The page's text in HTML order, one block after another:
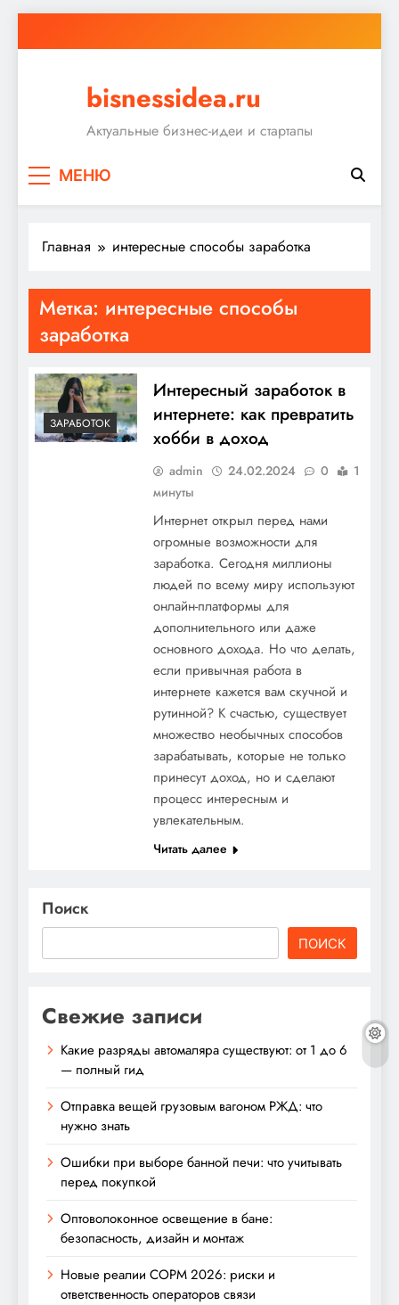
к
bisnessidea.ru
Актуальные бизнес-идеи и стартапы
МЕНЮ
Главная интересные способы заработка
Метка: интересные способы
заработка
ЗАРАБОТОК
Интересный заработок в
интернете: как превратить
хобби в доход
admin 24.02.2024 0
1
минуты
Интернет открыл перед нами
огромные возможности для
заработка. Сегодня миллионы
людей по всему миру используют
онлайн-платформы для
дополнительного или даже
основного дохода. Но что делать,
если привычная работа в
интернете кажется вам скучной и
рутинной? К счастью, существует
множество необычных способов
зарабатывать, которые не только
принесут доход, но и сделают
процесс интересным и
увлекательным.
Читать далее
Поиск
ПОИСК
Свежие записи
Какие разряды автомаляра существуют: от 1 до 6
— полный гид
Отправка вещей грузовым вагоном РЖД: что
нужно знать
Ошибки при выборе банной печи: что учитывать
перед покупкой
Оптоволоконное освещение в бане:
безопасность, дизайн и монтаж
Новые реалии СОРМ 2026: риски и
ответственность операторов связи